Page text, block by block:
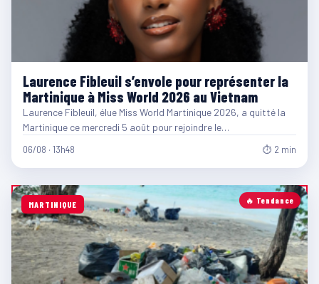
Laurence Fibleuil s’envole pour représenter la
Martinique à Miss World 2026 au Vietnam
Laurence Fibleuil, élue Miss World Martinique 2026, a quitté la
Martinique ce mercredi 5 août pour rejoindre le…
06/08 · 13h48 ⏱ 2 min
🔥 Tendance
MARTINIQUE